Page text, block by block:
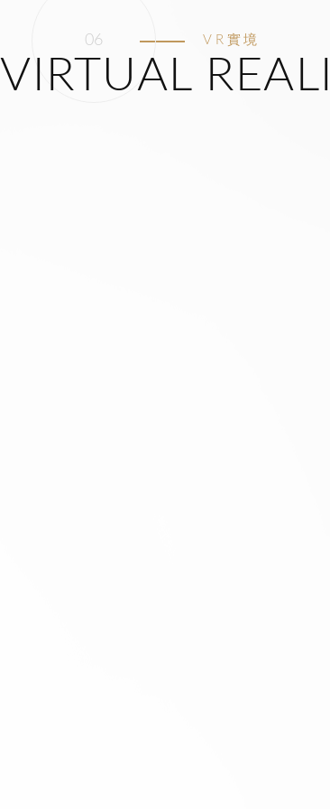
VR實境
VIRTUAL